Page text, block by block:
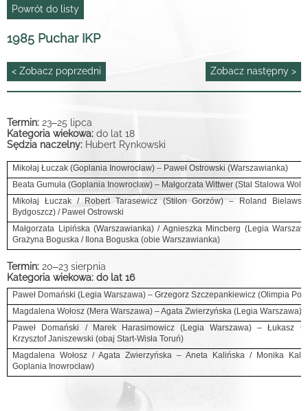
Powrót do listy
1985 Puchar IKP
< Zobacz poprzedni Zobacz następny >
Termin: 23–25 lipca
Kategoria wiekowa: do lat 18
Sędzia naczelny: Hubert Rynkowski
Mikołaj Łuczak (Goplania Inowrocław) – Paweł Ostrowski (Warszawianka)
Beata Gumuła (Goplania Inowrocław) – Małgorzata Wittwer (Stal Stalowa
Mikołaj Łuczak / Robert Tarasewicz (Stilon Gorzów) – Roland
Bydgoszcz) / Paweł Ostrowski
Małgorzata Lipińska (Warszawianka) / Agnieszka Mincberg (Legia
Grażyna Boguska / Ilona Boguska (obie Warszawianka)
Termin: 20–23 sierpnia
Kategoria wiekowa: do lat 16
Paweł Domański (Legia Warszawa) – Grzegorz Szczepankiewicz (Olimpia
Magdalena Wołosz (Mera Warszawa) – Agata Zwierzyńska (Legia Warszawa)
Paweł Domański / Marek Harasimowicz (Legia Warszawa) – Łukasz
Krzysztof Janiszewski (obaj Start-Wisła Toruń)
Magdalena Wołosz / Agata Zwierzyńska – Aneta Kalińska / Monika
Goplania Inowrocław)